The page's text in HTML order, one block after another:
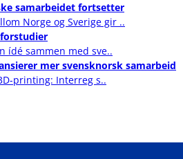
samarbeidet fortsetter
Norge og Sverige gir ..
ídé sammen med sve..
mer svensknorsk samarbeid
printing: Interreg s..